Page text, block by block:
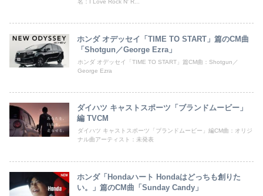
ホンダ オデッセイ「TIME TO START」篇のCM曲
「Shotgun／George Ezra」
ホンダ オデッセイ「TIME TO START」篇CM曲：Shotgun／
George Ezra
ダイハツ キャストスポーツ「ブランドムービー」
編 TVCM
ダイハツ キャストスポーツ「ブランドムービー」編CM曲：オリジ
ナル曲アーティスト：未発表
ホンダ「Hondaハート Hondaはどっちも創りた
い。」篇のCM曲「Sunday Candy」